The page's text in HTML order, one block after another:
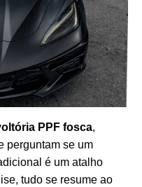
PPF fosca,
perguntam se um
é um atalho
tudo se resume ao